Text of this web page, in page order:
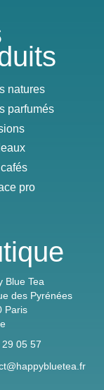
natures
parfumés
pro
Blue Tea
des Pyrénées
Paris
05 57